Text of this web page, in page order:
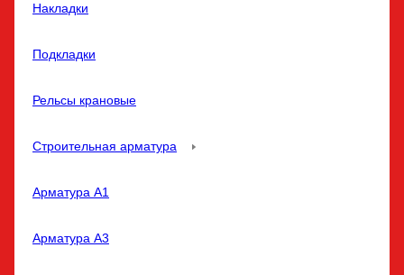
Накладки
Подкладки
Рельсы крановые
Строительная арматура
Арматура A1
Арматура A3